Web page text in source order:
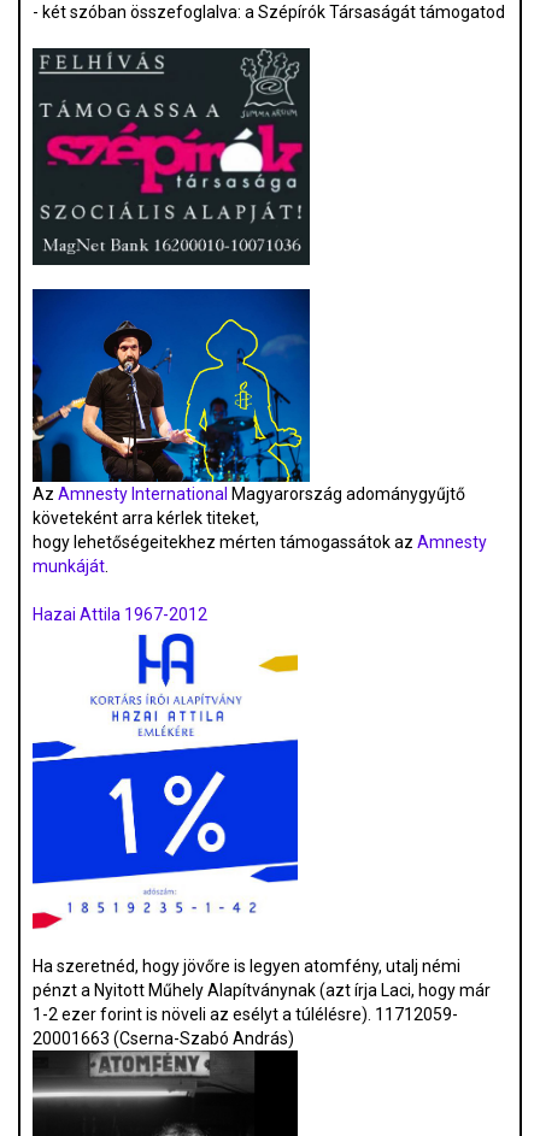
- két szóban összefoglalva: a Szépírók Társaságát támogatod
Az Amnesty International Magyarország adománygyűjtő
követeként arra kérlek titeket,
hogy lehetőségeitekhez mérten támogassátok az Amnesty
munkáját.
Hazai Attila 1967-2012
Ha szeretnéd, hogy jövőre is legyen atomfény, utalj némi
pénzt a Nyitott Műhely Alapítványnak (azt írja Laci, hogy már
1-2 ezer forint is növeli az esélyt a túlélésre). 11712059-
20001663 (Cserna-Szabó András)